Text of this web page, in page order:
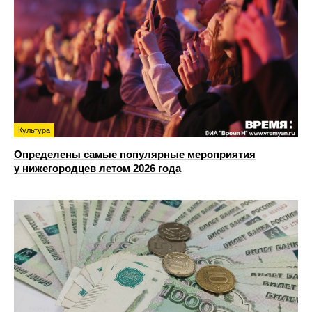
Культура
Определены самые популярные мероприятия
у нижегородцев летом 2026 года